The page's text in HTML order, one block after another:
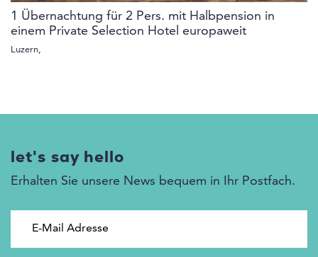
1 Übernachtung für 2 Pers. mit Halbpension in
einem Private Selection Hotel europaweit
Luzern,
let's say hello
Erhalten Sie unsere News bequem in Ihr Postfach.